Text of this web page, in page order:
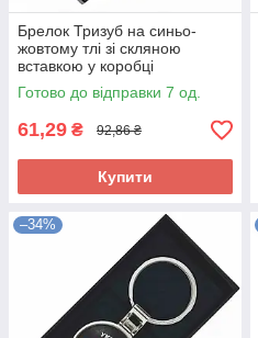
Брелок Тризуб на синьо-
жовтому тлі зі скляною
вставкою у коробці
Готово до відправки 7 од.
61,29 ₴ 92,86 ₴
Купити
–34%